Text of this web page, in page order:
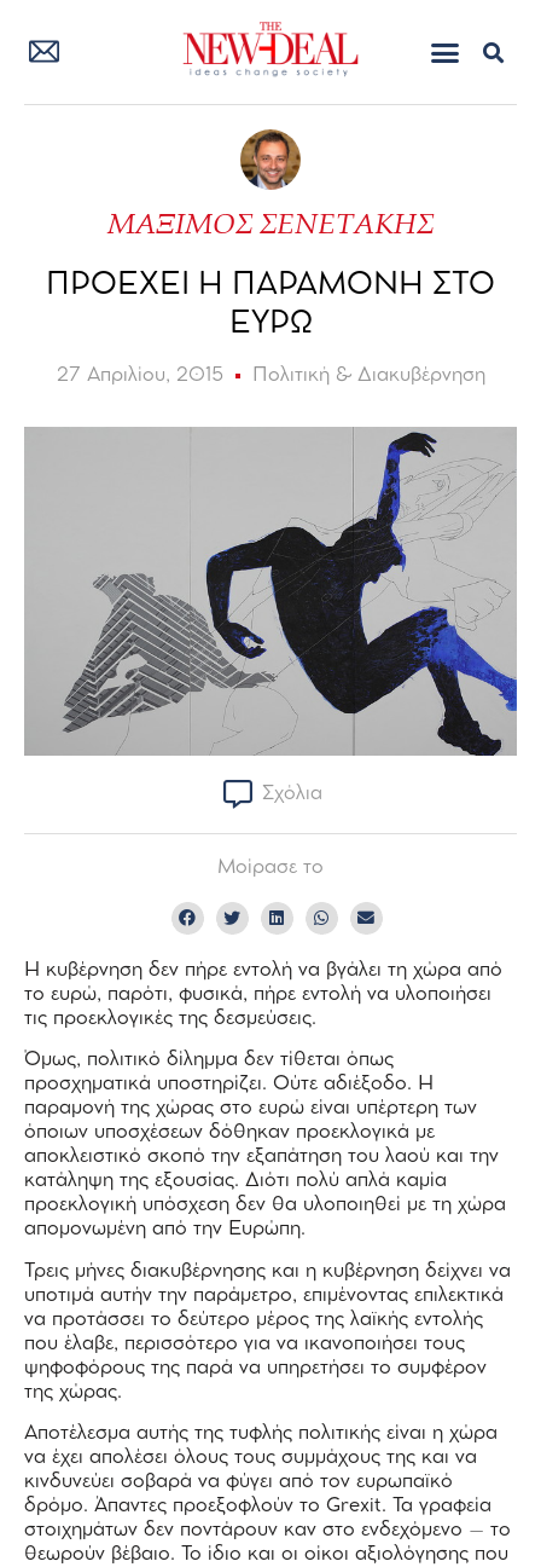
ΜΑΞΙΜΟΣ ΣΕΝΕΤΑΚΗΣ
ΠΡΟΕΧΕΙ Η ΠΑΡΑΜΟΝΗ ΣΤΟ
ΕΥΡΩ
27 Απριλίου, 2015 Πολιτική & Διακυβέρνηση
Σχόλια
Μοίρασε το
Η κυβέρνηση δεν πήρε εντολή να βγάλει τη χώρα από
το ευρώ, παρότι, φυσικά, πήρε εντολή να υλοποιήσει
τις προεκλογικές της δεσμεύσεις.
Όμως, πολιτικό δίλημμα δεν τίθεται όπως
προσχηματικά υποστηρίζει. Ούτε αδιέξοδο. Η
παραμονή της χώρας στο ευρώ είναι υπέρτερη των
όποιων υποσχέσεων δόθηκαν προεκλογικά με
αποκλειστικό σκοπό την εξαπάτηση του λαού και την
κατάληψη της εξουσίας. Διότι πολύ απλά καμία
προεκλογική υπόσχεση δεν θα υλοποιηθεί με τη χώρα
απομονωμένη από την Ευρώπη.
Τρεις μήνες διακυβέρνησης και η κυβέρνηση δείχνει να
υποτιμά αυτήν την παράμετρο, επιμένοντας επιλεκτικά
να προτάσσει το δεύτερο μέρος της λαϊκής εντολής
που έλαβε, περισσότερο για να ικανοποιήσει τους
ψηφοφόρους της παρά να υπηρετήσει το συμφέρον
της χώρας.
Αποτέλεσμα αυτής της τυφλής πολιτικής είναι η χώρα
να έχει απολέσει όλους τους συμμάχους της και να
κινδυνεύει σοβαρά να φύγει από τον ευρωπαϊκό
δρόμο. Άπαντες προεξοφλούν το Grexit. Τα γραφεία
στοιχημάτων δεν ποντάρουν καν στο ενδεχόμενο – το
θεωρούν βέβαιο. Το ίδιο και οι οίκοι αξιολόγησης που